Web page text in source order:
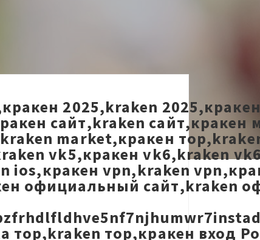
2025,kraken
сайт,kraken
market,кракен
vk5,кракен vk6,kraken
vpn,kraken
официальный сайт,kraken
тор,kraken тор,кракен вход